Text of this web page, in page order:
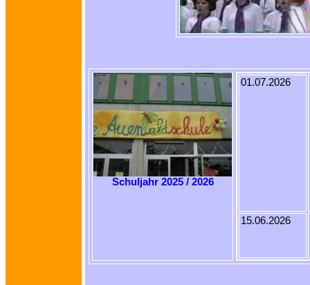
Schuljahr 2025 / 2026
01.07.2026
15.06.2026